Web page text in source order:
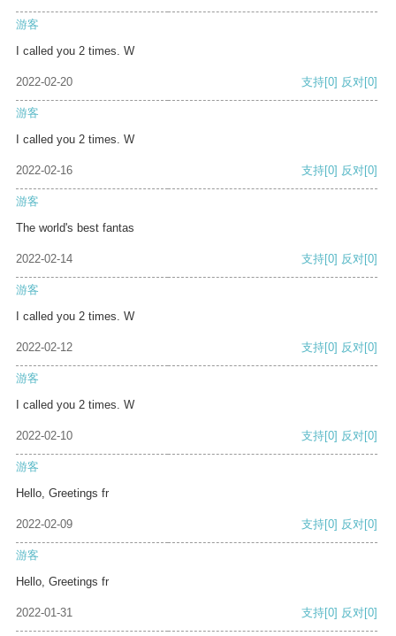
游客
I called you 2 times. W
2022-02-20 支持[0] 反对[0]
游客
I called you 2 times. W
2022-02-16 支持[0] 反对[0]
游客
The world's best fantas
2022-02-14 支持[0] 反对[0]
游客
I called you 2 times. W
2022-02-12 支持[0] 反对[0]
游客
I called you 2 times. W
2022-02-10 支持[0] 反对[0]
游客
Hello, Greetings fr
2022-02-09 支持[0] 反对[0]
游客
Hello, Greetings fr
2022-01-31 支持[0] 反对[0]